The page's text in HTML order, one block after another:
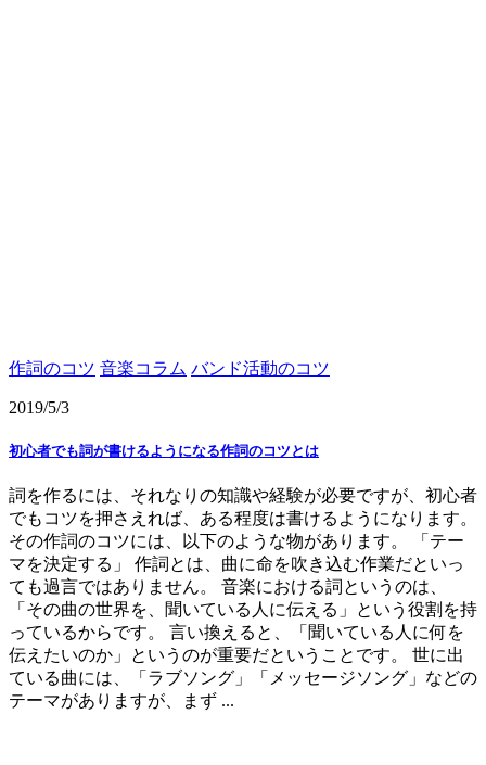
作詞のコツ 音楽コラム バンド活動のコツ
2019/5/3
初心者でも詞が書けるようになる作詞のコツとは
詞を作るには、それなりの知識や経験が必要ですが、初心者
でもコツを押さえれば、ある程度は書けるようになります。
その作詞のコツには、以下のような物があります。 「テー
マを決定する」 作詞とは、曲に命を吹き込む作業だといっ
ても過言ではありません。 音楽における詞というのは、
「その曲の世界を、聞いている人に伝える」という役割を持
っているからです。 言い換えると、「聞いている人に何を
伝えたいのか」というのが重要だということです。 世に出
ている曲には、「ラブソング」「メッセージソング」などの
テーマがありますが、まず ...